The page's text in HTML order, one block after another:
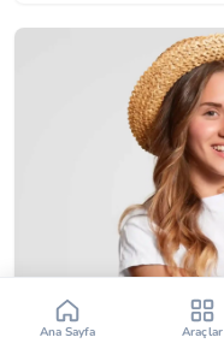
Bebek Burcu
Vücut Kitle Endeksi
Yumurtlama Hesaplama
Ana Sayfa Araçlar